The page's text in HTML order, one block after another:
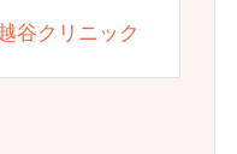
谷クリニック